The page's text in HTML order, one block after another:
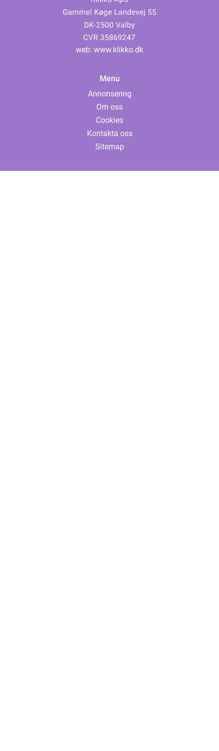
web: www.klikko.dk
Menu
Annonsering
Om oss
Cookies
Kontakta oss
Sitemap